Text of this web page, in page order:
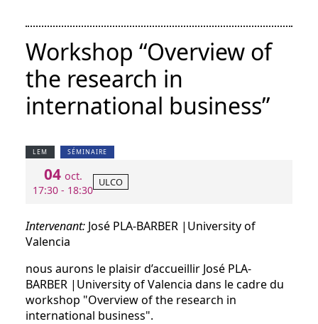
Workshop “Overview of
the research in
international business”
LEM SÉMINAIRE
04 oct.
17:30 - 18:30
ULCO
Intervenant: José PLA-BARBER |University of
Valencia
nous aurons le plaisir d’accueillir José PLA-
BARBER |University of Valencia dans le cadre du
workshop "Overview of the research in
international business".